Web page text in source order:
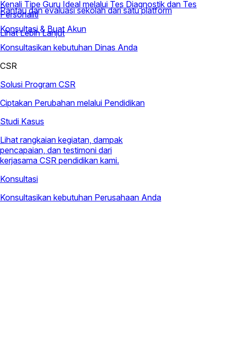
Pantau dan evaluasi sekolah dari satu platform
Konsultasi & Buat Akun
Konsultasikan kebutuhan Dinas Anda
CSR
Solusi Program CSR
Ciptakan Perubahan melalui Pendidikan
Studi Kasus
Lihat rangkaian kegiatan, dampak
pencapaian, dan testimoni dari
kerjasama CSR pendidikan kami.
Konsultasi
Konsultasikan kebutuhan Perusahaan Anda
Kenali Tipe Guru Ideal melalui Tes Diagnostik dan Tes
Personaliti
Lihat Lebih Lanjut